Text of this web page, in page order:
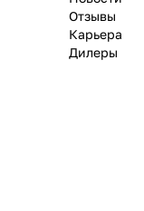
Отзывы
Карьера
Дилеры